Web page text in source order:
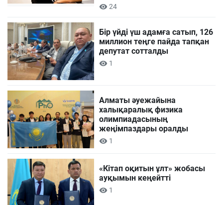
24
Бір үйді үш адамға сатып, 126
миллион теңге пайда тапқан
депутат сотталды
1
Алматы әуежайына
халықаралық физика
олимпиадасының
жеңімпаздары оралды
1
«Кітап оқитын ұлт» жобасы
ауқымын кеңейтті
1